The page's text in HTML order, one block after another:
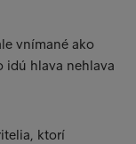
vnímané ako
idú hlava nehlava
ktorí